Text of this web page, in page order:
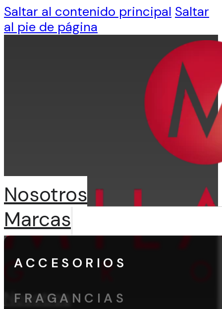
Saltar al contenido principal Saltar
al pie de página
Nosotros
Nosotros
Marcas
ACCESORIOS
FRAGANCIAS